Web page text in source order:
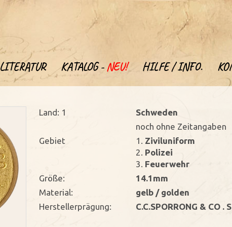
LITERATUR KATALOG -NEU! HILFE / INFO.
Land: 1
Schweden
noch ohne Zeitangaben
Gebiet
1. Ziviluniform
2. Polizei
3. Feuerwehr
Größe:
14.1mm
Material:
gelb / golden
Herstellerprägung:
C.C.SPORRONG & CO .